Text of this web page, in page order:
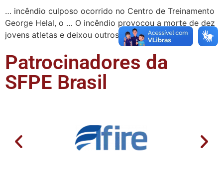
… incêndio culposo ocorrido no Centro de Treinamento
George Helal, o … O incêndio provocou a morte de dez
jovens atletas e deixou outros três …
Patrocinadores da
SFPE Brasil